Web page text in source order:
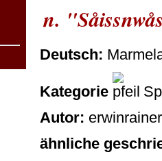
n.
Deutsch:
Kategorie
Autor:
ähnliche